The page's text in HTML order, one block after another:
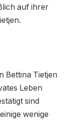
auf ihrer
Bettina Tietjen
Leben
sind
wenige